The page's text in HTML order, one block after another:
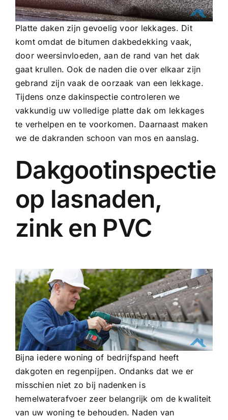
Platte daken zijn gevoelig voor lekkages. Dit
komt omdat de bitumen dakbedekking vaak,
door weersinvloeden, aan de rand van het dak
gaat krullen. Ook de naden die over elkaar zijn
gebrand zijn vaak de oorzaak van een lekkage.
Tijdens onze dakinspectie controleren we
vakkundig uw volledige platte dak om lekkages
te verhelpen en te voorkomen. Daarnaast maken
we de dakranden schoon van mos en aanslag.
Dakgootinspectie
op lasnaden,
zink en PVC
Bijna iedere woning of bedrijfspand heeft
dakgoten en regenpijpen. Ondanks dat we er
misschien niet zo bij nadenken is
hemelwaterafvoer zeer belangrijk om de kwaliteit
van uw woning te behouden. Naden van